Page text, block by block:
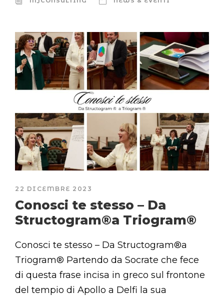
22 DICEMBRE 2023
Conosci te stesso – Da
Structogram®a Triogram®
Conosci te stesso – Da Structogram®a
Triogram® Partendo da Socrate che fece
di questa frase incisa in greco sul frontone
del tempio di Apollo a Delfi la sua